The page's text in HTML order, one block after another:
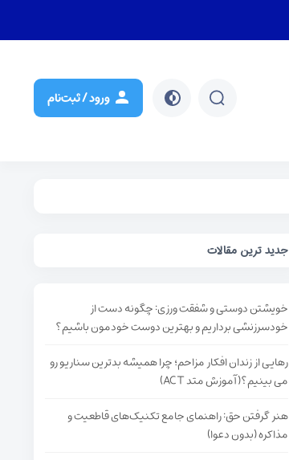
ورود / ثبت‌نامجستجو
جدید ترین مقالات
خویشتن دوستی و شفقت ورزی: چگونه دست از
خودسرزنشی برداریم و بهترین دوست خودمون باشیم؟
رهایی از زندان افکار مزاحم؛ چرا همیشه بدترین سناریو رو
می بینیم؟(آموزش متد ACT)
هنر گرفتن حق: راهنمای جامع تکنیک‌های قاطعیت و
مذاکره (بدون دعوا)